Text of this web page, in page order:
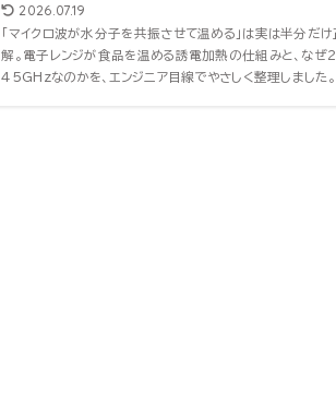
2026.07.19
「マイクロ波が水分子を共振させて温める」は実は半分だけ
解。電子レンジが食品を温める誘電加熱の仕組みと、なぜ
45GHzなのかを、エンジニア目線でやさしく整理しました。